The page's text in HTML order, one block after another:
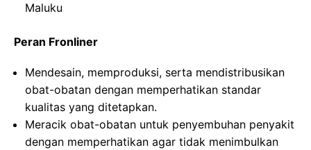
Maluku
Peran Fronliner
Mendesain, memproduksi, serta mendistribusikan
obat-obatan dengan memperhatikan standar
kualitas yang ditetapkan.
Meracik obat-obatan untuk penyembuhan penyakit
dengan memperhatikan agar tidak menimbulkan